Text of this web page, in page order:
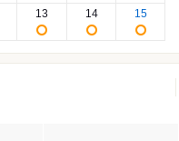
13 14 15